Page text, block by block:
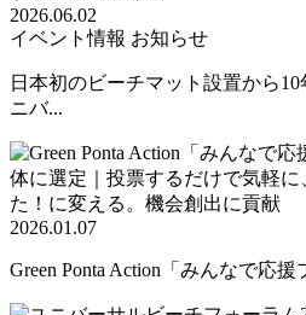
2026.06.02
イベント情報 お知らせ
日本初のビーチマット設置から
ニバ...
2026.01.07
Green Ponta Action「みんなで応援